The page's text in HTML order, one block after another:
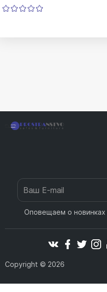
Оповещаем о новинках
Copyright © 2026